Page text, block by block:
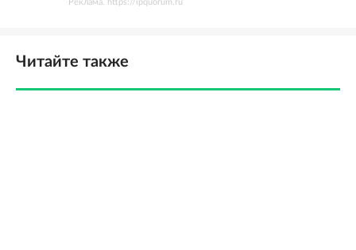
Реклама. https://ipquorum.ru
Читайте также